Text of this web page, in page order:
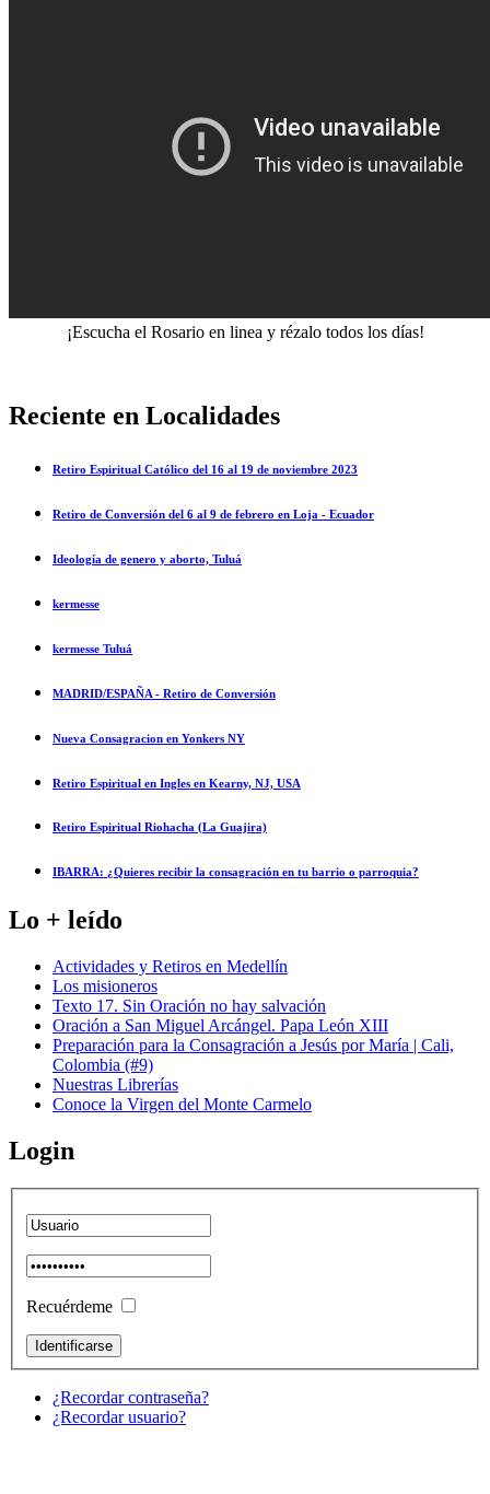
¡Escucha el Rosario en linea y rézalo todos los días!
Reciente en Localidades
Retiro Espiritual Católico del 16 al 19 de noviembre 2023
Retiro de Conversión del 6 al 9 de febrero en Loja - Ecuador
Ideología de genero y aborto, Tuluá
kermesse
kermesse Tuluá
MADRID/ESPAÑA - Retiro de Conversión
Nueva Consagracion en Yonkers NY
Retiro Espiritual en Ingles en Kearny, NJ, USA
Retiro Espiritual Riohacha (La Guajira)
IBARRA: ¿Quieres recibir la consagración en tu barrio o parroquia?
Lo + leído
Actividades y Retiros en Medellín
Los misioneros
Texto 17. Sin Oración no hay salvación
Oración a San Miguel Arcángel. Papa León XIII
Preparación para la Consagración a Jesús por María | Cali,
Colombia (#9)
Nuestras Librerías
Conoce la Virgen del Monte Carmelo
Login
Recuérdeme
¿Recordar contraseña?
¿Recordar usuario?